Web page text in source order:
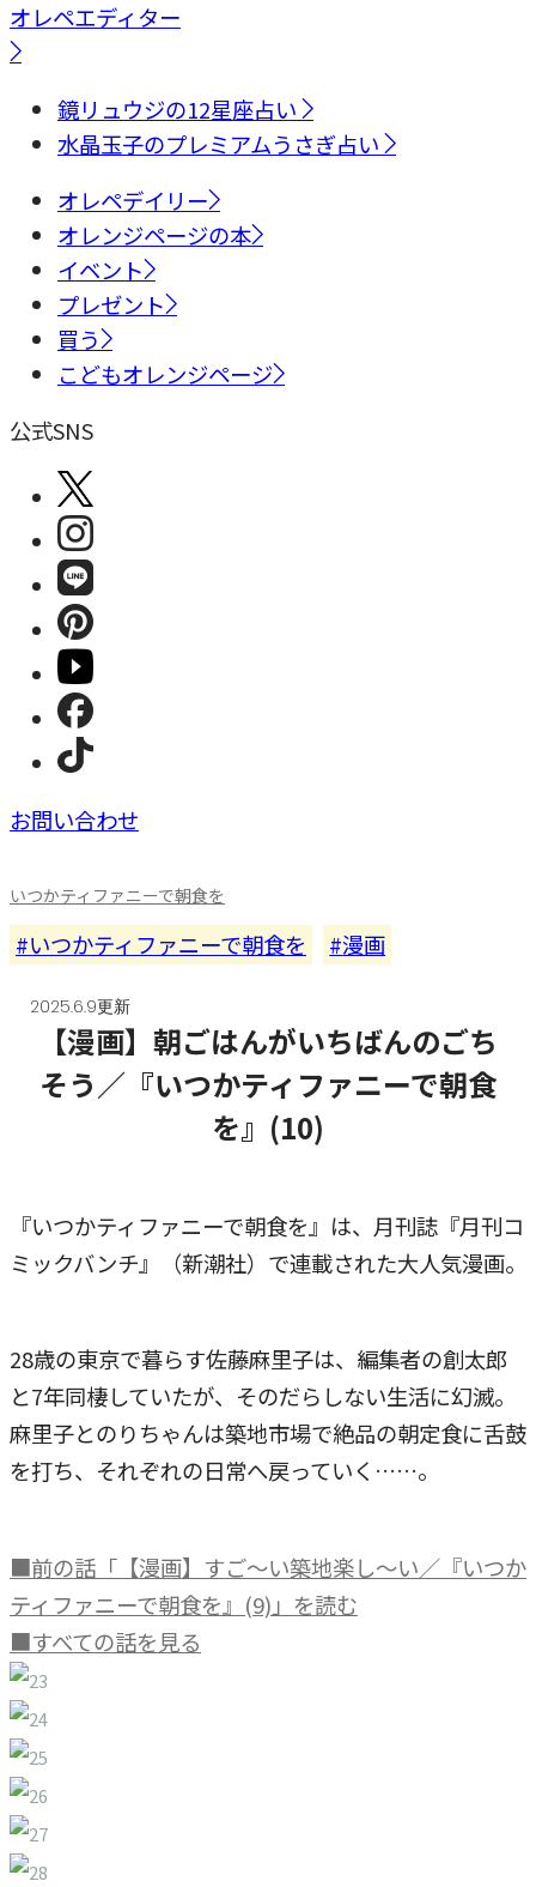
オレペエディター
鏡リュウジの12星座占い
水晶玉子のプレミアムうさぎ占い
オレペデイリー
オレンジページの本
イベント
プレゼント
買う
こどもオレンジページ
公式SNS
お問い合わせ
いつかティファニーで朝食を
いつかティファニーで朝食を 漫画
2025.6.9更新
【漫画】朝ごはんがいちばんのごち
そう／『いつかティファニーで朝食
を』(10)
『いつかティファニーで朝食を』は、月刊誌『月刊コ
ミックバンチ』（新潮社）で連載された大人気漫画。
28歳の東京で暮らす佐藤麻里子は、編集者の創太郎
と7年同棲していたが、そのだらしない生活に幻滅。
麻里子とのりちゃんは築地市場で絶品の朝定食に舌鼓
を打ち、それぞれの日常へ戻っていく……。
■前の話「【漫画】すご～い築地楽し～い／『いつか
ティファニーで朝食を』(9)」を読む
■すべての話を見る